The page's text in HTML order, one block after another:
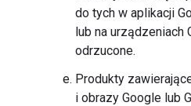
do tych w aplikacji
lub na urządzeniach
odrzucone.
Produkty
i obrazy Google lub